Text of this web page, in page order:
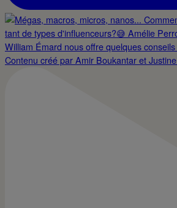
Contenu créé par Amir Boukantar et